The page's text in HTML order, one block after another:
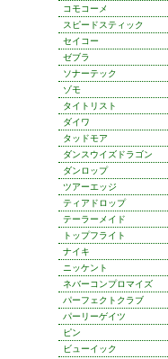
コモコーメ
スピードスティック
セイコー
ゼブラ
ソナーテック
ゾモ
タイトリスト
ダイワ
タッドモア
ダンスウイズドラゴン
ダンロップ
ツアーエッジ
ティアドロップ
テーラーメイド
トップフライト
ナイキ
ニッケント
ネバーコンプロマイズ
パーフェクトクラブ
パーリーゲイツ
ピン
ビューイック